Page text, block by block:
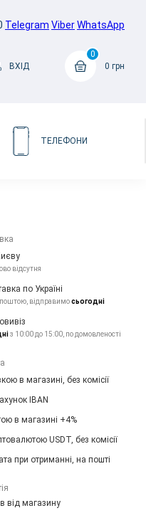
Telegram ViberWhatsApp
ВХІД
0
0 грн
ТЕЛЕФОНИ
відсутня
по Україні
відправимосьогодні
з 10:00 до 15:00, по домовленості
в магазині, без комісії
IBAN
в магазині +4%
USDT, без комісії
при отриманні, на пошті
від магазину